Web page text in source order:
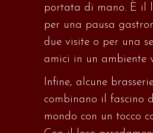
portata di mano. È il
per una pausa
due visite o per una
amici in un ambiente
Infine, alcune
combinano il fascino
mondo con un tocco